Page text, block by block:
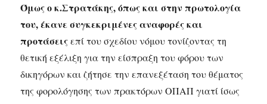
Όμως ο κ.Στρατάκης, όπως και στην πρωτολογία
του, έκανε συγκεκριμένες αναφορές και
προτάσειςεπί του σχεδίου νόμου τονίζοντας τη
θετική εξέλιξη για την είσπραξη του φόρου των
δικηγόρων και ζήτησε την επανεξέταση του θέματος
της φορολόγησης των πρακτόρων ΟΠΑΠ γιατί ίσως